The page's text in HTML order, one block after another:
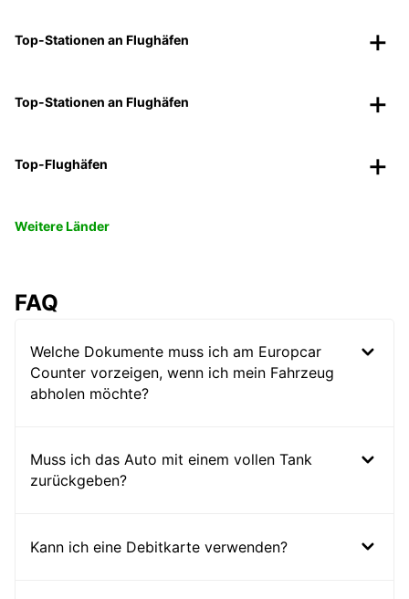
Top-Stationen an Flughäfen
Top-Stationen an Flughäfen
Top-Flughäfen
Weitere Länder
FAQ
Welche Dokumente muss ich am Europcar
Counter vorzeigen, wenn ich mein Fahrzeug
abholen möchte?
Muss ich das Auto mit einem vollen Tank
zurückgeben?
Kann ich eine Debitkarte verwenden?